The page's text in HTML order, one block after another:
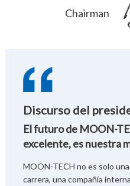
Chairman
Discurso del
El futuro de MOON-
excelente, es nuestra
MOON-TECH no es solo
carrera, una compañía